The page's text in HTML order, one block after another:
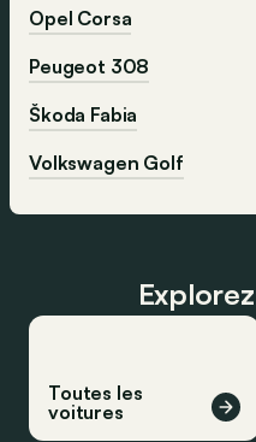
Opel Corsa
Peugeot 308
Škoda Fabia
Volkswagen Golf
Toutes les
voitures